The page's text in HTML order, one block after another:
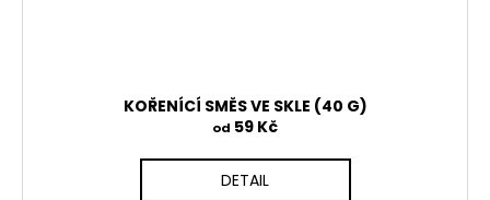
KOŘENÍCÍ SMĚS VE SKLE (40 G)
od 59 Kč
DETAIL